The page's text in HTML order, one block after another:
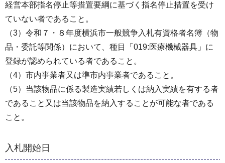
経営本部指名停止等措置要綱に基づく指名停止措置を受け
ていない者であること。
（3）令和７・８年度横浜市一般競争入札有資格者名簿（物
品・委託等関係）において、種目「019:医療機械器具」に
登録が認められている者であること。
（4）市内事業者又は準市内事業者であること。
（5）当該物品に係る製造実績若しくは納入実績を有する者
であること又は当該物品を納入することが可能な者である
こと。
入札開始日